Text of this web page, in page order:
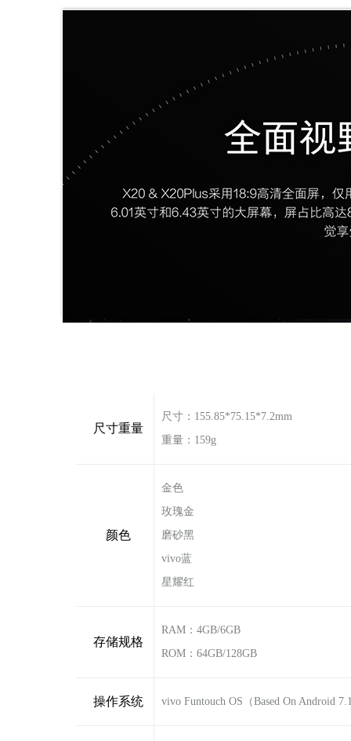
尺寸重量
尺寸：155.85*75.15*7.2mm
重量：159g
颜色
金色
玫瑰金
磨砂黑
vivo蓝
星耀红
存储规格
RAM：4GB/6GB
ROM：64GB/128GB
操作系统 vivo Funtouch OS（Based On Android